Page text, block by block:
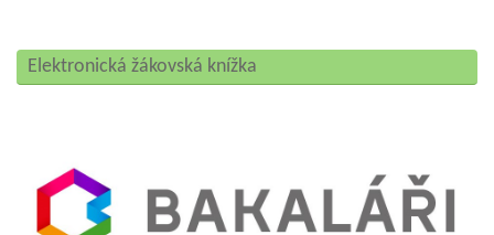
Elektronická žákovská knížka